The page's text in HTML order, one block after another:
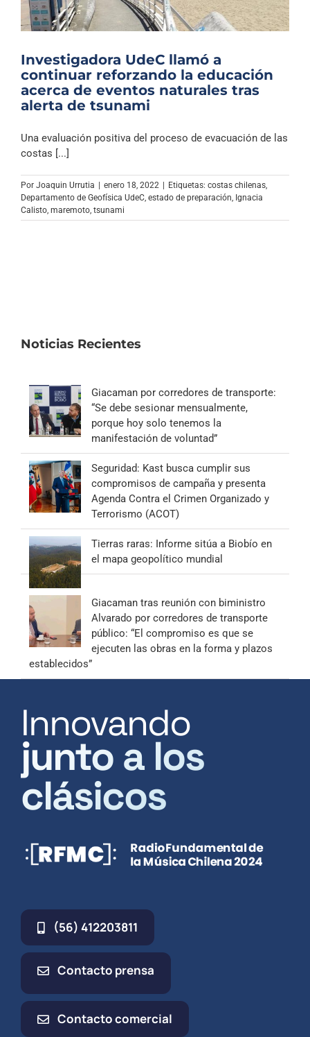
Investigadora UdeC llamó a
continuar reforzando la educación
acerca de eventos naturales tras
alerta de tsunami
Una evaluación positiva del proceso de evacuación de las
costas [...]
Por Joaquin Urrutia | enero 18, 2022 | Etiquetas: costas chilenas
Departamento de Geofísica UdeC estado de preparación Ignacia
Calisto maremoto tsunami
Noticias Recientes
Giacaman por corredores de transporte:
“Se debe sesionar mensualmente,
porque hoy solo tenemos la
manifestación de voluntad”
Seguridad: Kast busca cumplir sus
compromisos de campaña y presenta
Agenda Contra el Crimen Organizado y
Terrorismo (ACOT)
Tierras raras: Informe sitúa a Biobío en
el mapa geopolítico mundial
Giacaman tras reunión con biministro
Alvarado por corredores de transporte
público: “El compromiso es que se
ejecuten las obras en la forma y plazos
establecidos”
Innovando
junto a los
clásicos
(56) 412203811
Contacto prensa
Contacto comercial